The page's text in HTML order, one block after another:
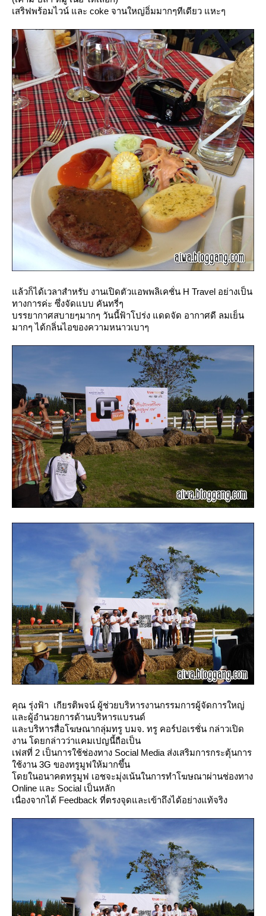
เสริฟพร้อมไวน์ และ coke จานใหญ่อิ่มมากๆทีเดียว แหะๆ
ล้วก็ได้เวลาสำหรับ งานเปิดตัวแอพพลิเคชั่น H Travel อย่างเป็น
ทางการค่ะ ซึ่งจัดแบบ คันทรี่ๆ
บรรยากาศสบายๆมากๆ วันนี้ฟ้าโปร่ง แดดจัด อากาศดี ลมเย็น
มากๆ ได้กลิ่นไอของความหนาวเบาๆ
คุณ รุ่งฟ้า เกียรติพจน์ ผู้ช่วยบริหารงานกรรมการผู้จัดการใหญ่
ละผู้อำนวยการด้านบริหารแบรนด์
ละบริหารสื่อโฆษณากลุ่มทรู บมจ. ทรู คอร์ปอเรชั่น กล่าวเปิด
งาน โดยกล่าวว่าแคมเปญนี้ถือเป็น
เฟสที่ 2 เป็นการใช้ช่องทาง Social Media ส่งเสริมการกระตุ้นการ
ช้งาน 3G ของทรูมูฟให้มากขึ้น
ดยในอนาคตทรูมูฟ เอชจะมุ่งเน้นในการทำโฆษณาผ่านช่องทาง
Online และ Social เป็นหลัก
เนื่องจากได้ Feedback ที่ตรงจุดและเข้าถึงได้อย่างแท้จริง